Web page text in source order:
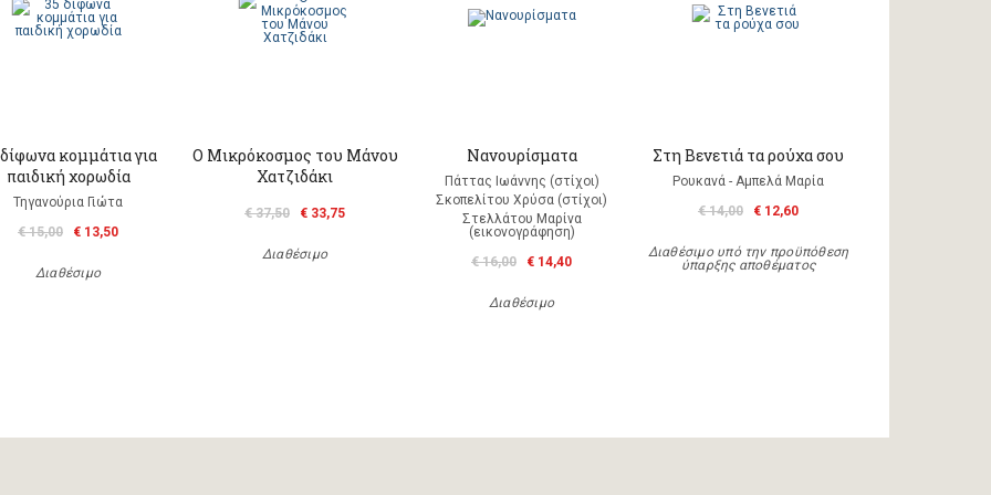
κομμάτια για
παιδική χορωδία
Τηγανούρια Γιώτα
€ 15,00
€ 13,50
Διαθέσιμο
Ο Μικρόκοσμος του Μάνου
Χατζιδάκι
€ 37,50 € 33,75
Διαθέσιμο
Νανουρίσματα
Πάττας Ιωάννης (στίχοι)
Σκοπελίτου Χρύσα (στίχοι)
Στελλάτου Μαρίνα
(εικονογράφηση)
€ 16,00
€ 14,40
Διαθέσιμο
Στη Βενετιά τα ρούχα σου
Ρουκανά - Αμπελά Μαρία
€ 14,00
€ 12,60
Διαθέσιμο υπό την προϋπόθεση
ύπαρξης αποθέματος